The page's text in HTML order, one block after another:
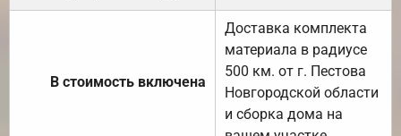
В стоимость включена
Доставка комплекта
материала в радиусе
500 км. от г. Пестова
Новгородской области
и сборка дома на